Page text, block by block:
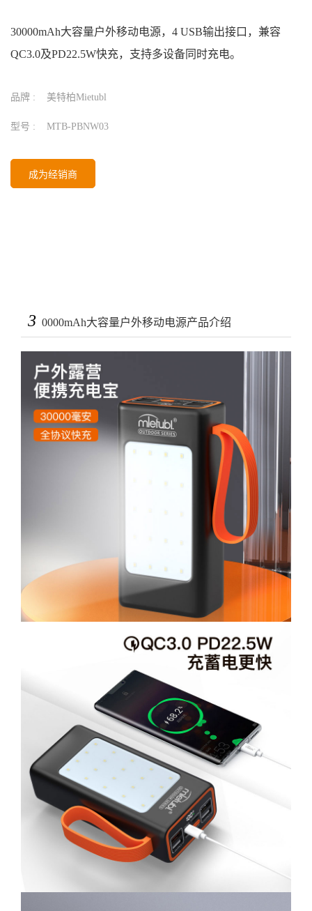
30000mAh大容量户外移动电源，4 USB输出接口，兼容
QC3.0及PD22.5W快充，支持多设备同时充电。
品牌 : 美特柏Mietubl
型号 : MTB-PBNW03
成为经销商
3 0000mAh大容量户外移动电源产品介绍